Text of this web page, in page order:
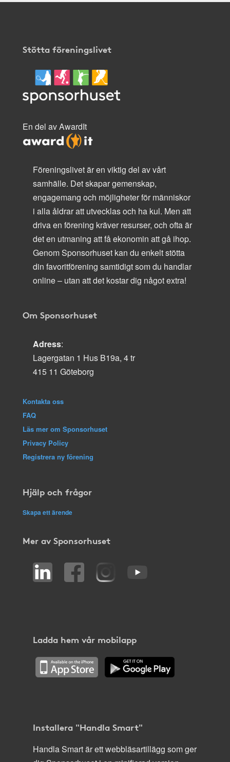
Stötta föreningslivet
En del av AwardIt
Föreningslivet är en viktig del av vårt
samhälle. Det skapar gemenskap,
engagemang och möjligheter för människor
i alla åldrar att utvecklas och ha kul. Men att
driva en förening kräver resurser, och ofta är
det en utmaning att få ekonomin att gå ihop.
Genom Sponsorhuset kan du enkelt stötta
din favoritförening samtidigt som du handlar
online – utan att det kostar dig något extra!
Om Sponsorhuset
Adress:
Lagergatan 1 Hus B19a, 4 tr
415 11 Göteborg
Kontakta oss
FAQ
Läs mer om Sponsorhuset
Privacy Policy
Registrera ny förening
Hjälp och frågor
Skapa ett ärende
Mer av Sponsorhuset
Ladda hem vår mobilapp
Installera "Handla Smart"
Handla Smart är ett webbläsartillägg som ger